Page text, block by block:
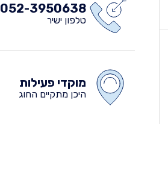
052-3950638
טלפון ישיר
מוקדי פעילות
היכן מתקיים החוג